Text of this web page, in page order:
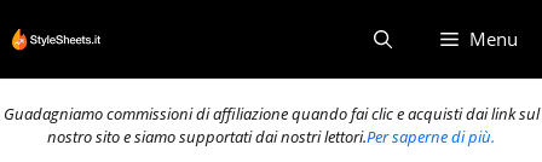
al
contenuto
Menu
Guadagniamo commissioni di affiliazione quando fai clic e acquisti dai link sul
nostro sito e siamo supportati dai nostri lettori.Per saperne di più.